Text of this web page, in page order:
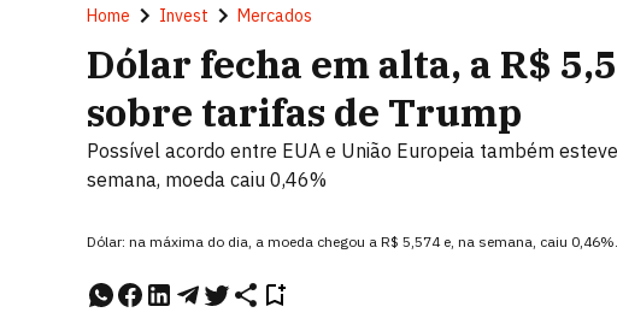
Home Invest Mercados
Dólar fecha em alta, a R$
sobre tarifas de Trump
Possível acordo entre EUA e União Europeia também
semana, moeda caiu 0,46%
Dólar: na máxima do dia, a moeda chegou a R$ 5,574 e, na semana, caiu